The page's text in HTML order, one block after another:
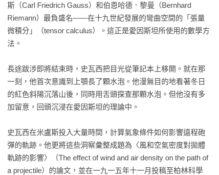
斯（Carl Friedrich Gauss）和伯恩哈德．黎曼（Bernhard
Riemann）最負盛名——在十九世紀發展的彎曲空間的「張量
微積分」（tensor calculus）。這正是愛因斯坦所使用的數學方
法。
長途跋涉即將結束時，史瓦西把目光從筆記本上移開。就在那
一刻，他首次意識到上顎長了顆水泡。他漫無目的地看著冬日
的紅色斜陽沉落山後，同時用舌頭探查那顆水泡。但他沒有多
加留意，回頭沉浸在愛因斯坦的理論中。
史瓦西在米盧斯投入大量時間，計算氣象條件如何影響遠程砲
彈的軌跡。他更將這些洞察彙整成題為〈風和空氣密度對拋體
軌跡的影響〉（The effect of wind and air density on the path of
a projectile）的論文，並在一九一五年十一月投稿至柏林科學